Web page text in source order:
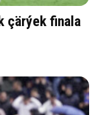
çärýek finala